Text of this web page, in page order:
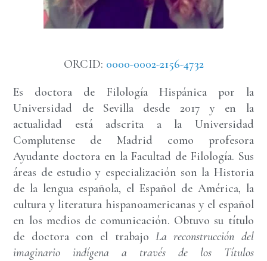
ORCID: 0000-0002-2156-4732
Es doctora de Filología Hispánica por la
Universidad de Sevilla desde 2017 y en la
actualidad está adscrita a la Universidad
Complutense de Madrid como profesora
Ayudante doctora en la Facultad de Filología. Sus
áreas de estudio y especialización son la Historia
de la lengua española, el Español de América, la
cultura y literatura hispanoamericanas y el español
en los medios de comunicación. Obtuvo su título
de doctora con el trabajo La reconstrucción del
imaginario indígena a través de los Títulos